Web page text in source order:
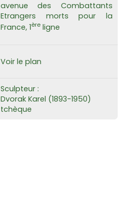
avenue des Combattants
Etrangers morts pour la
France, 1ère ligne
Voir le plan
Sculpteur :
Dvorak Karel (1893-1950)
tchèque